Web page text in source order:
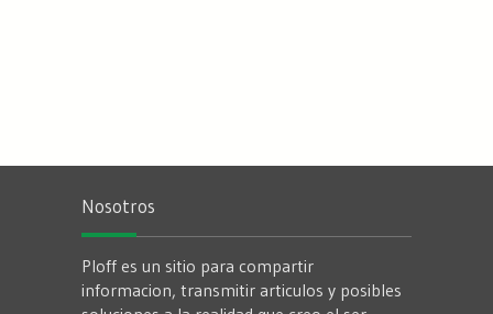
Nosotros
Ploff es un sitio para compartir
informacion, transmitir articulos y posibles